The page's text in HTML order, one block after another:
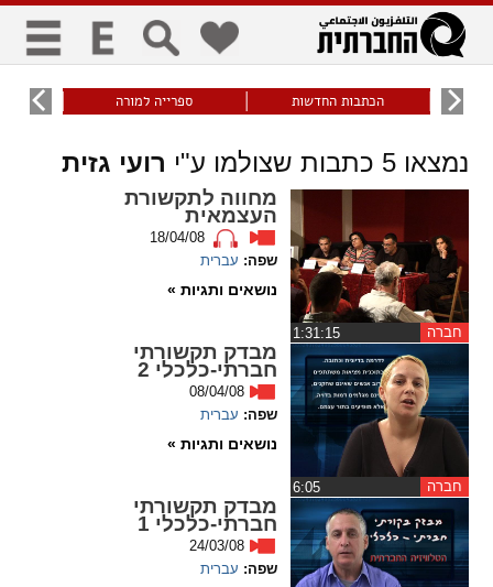
כללי
visibility_off
ביטול הבהובים
keyboard
ניווט מקלדת סימון כותרות
זום
zoom_out
התרחק
גופנים
remove_circle_outline
Decrease font
spellcheck
גופן קריא
הכתבות החדשות ספרייה למורה עוני
נמצאו5 כתבות שצולמו ע"י רועי גזית
חברה
מחווה לתקשורת
העצמאית
18/04/08
שפה: עברית
נושאים ותגיות »
חברה
מבדק תקשורתי
חברתי-כלכלי 2
08/04/08
שפה: עברית
נושאים ותגיות »
מבדק תקשורתי
חברתי-כלכלי 1
24/03/08
שפה: עברית